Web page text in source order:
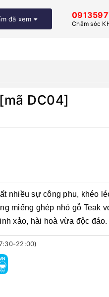
đã xem
Chăm sóc
DC04]
nhiều sự công phu, khéo
miếng ghép nhỏ gỗ Teak
xảo, hài hoà vừa độc đáo.
22:00)